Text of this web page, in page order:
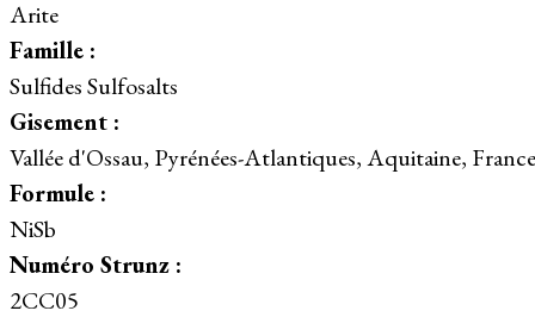
Arite
Famille :
Sulfides Sulfosalts
Gisement :
Vallée d'Ossau, Pyrénées-Atlantiques, Aquitaine, France
Formule :
NiSb
Numéro Strunz :
2CC05